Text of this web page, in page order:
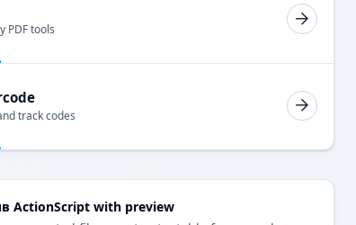
PDF tools
track codes
ActionScript with preview